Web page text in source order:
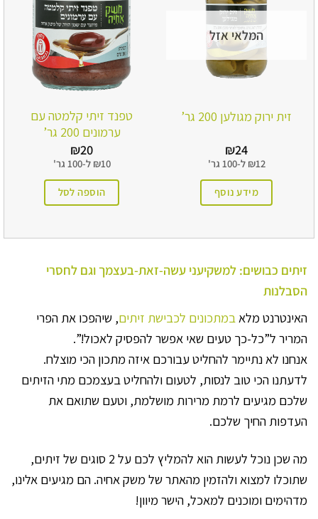
המלאי אזל
זית ירוק מגולען 200 גר’
₪24
₪12 ל-100 גר'
מידע נוסף
טפנד זיתי קלמטה עם
ערמונים 200 גר’
₪20
₪10 ל-100 גר'
הוספה לסל
זיתים כבושים: למשקיעני עשה-זאת-בעצמך וגם לחסרי
הסבלנות
האינטרנט מלאבמתכונים לכבישת זיתים, שיהפכו את הפרי
המריר ל”כל-כך טעים שאי אפשר להפסיק לאכול!”.
אנחנו לא נתיימר להחליט עבורכם איזה מתכון הכי מוצלח.
לדעתנו הכי טוב לנסות, לטעום ולהחליט בעצמכם מתי הזיתים
שלכם מגיעים לרמת מרירות מושלמת, וטעם שתואם את
העדפות החיך שלכם.
מה שכן נוכל לעשות הוא להמליץ לכם על 2 סוגים של זיתים,
שתוכלו למצוא ולהזמין מהאתר של משק אחיה. הם מגיעים אלינו,
מדהימים ומוכנים למאכל, הישר מיוון!